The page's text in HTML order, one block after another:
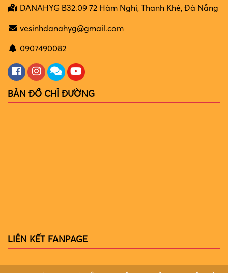
DANAHYG B32.09 72 Hàm Nghi, Thanh Khê, Đà Nẵng
vesinhdanahyg@gmail.com
0907490082
BẢN ĐỒ CHỈ ĐƯỜNG
LIÊN KẾT FANPAGE